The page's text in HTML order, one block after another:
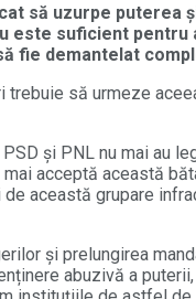
să uzurpe puterea
este suficient pentru
fie demantelat
trebuie să urmeze
și PNL nu mai au
acceptă această
această grupare
și prelungirea
abuzivă a